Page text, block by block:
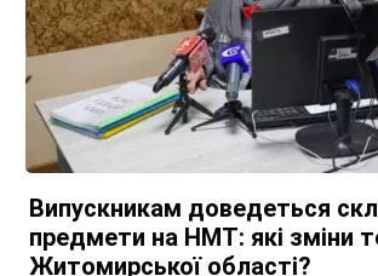
Випускникам доведеться
предмети на НМТ: які зміни
Житомирської області?